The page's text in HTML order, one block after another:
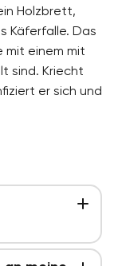
Holzbrett,
Käferfalle. Das
einem mit
sind. Kriecht
er sich und